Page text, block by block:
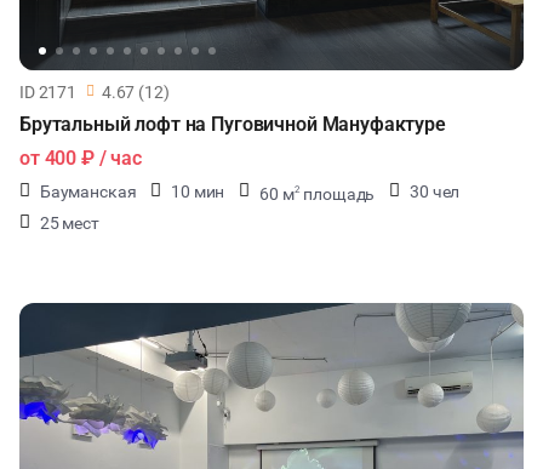
ID 2171 4.67 (12)
Брутальный лофт на Пуговичной Мануфактуре
от 400 ₽/ час
Бауманская 10 мин 60 м2 площадь
30 чел
25 мест